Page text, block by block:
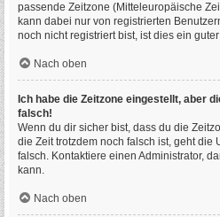
passende Zeitzone (Mitteleuropäische
kann dabei nur von registrierten
noch nicht registriert bist, ist dies ein
Nach oben
Ich habe die Zeitzone eingestellt, aber
falsch!
Wenn du dir sicher bist, dass du die
die Zeit trotzdem noch falsch ist, geht die
falsch. Kontaktiere einen Administrator,
kann.
Nach oben